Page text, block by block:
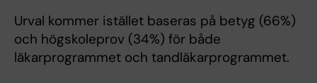
Urval kommer istället baseras på betyg (66%)
och högskoleprov (34%) för både
läkarprogrammet och tandläkarprogrammet.